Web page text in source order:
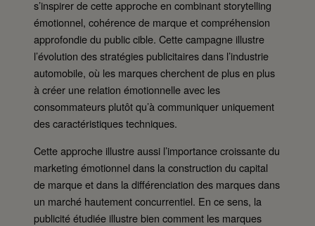
s’inspirer de cette approche en combinant storytelling
émotionnel, cohérence de marque et compréhension
approfondie du public cible. Cette campagne illustre
l’évolution des stratégies publicitaires dans l’industrie
automobile, où les marques cherchent de plus en plus
à créer une relation émotionnelle avec les
consommateurs plutôt qu’à communiquer uniquement
des caractéristiques techniques.
Cette approche illustre aussi l’importance croissante du
marketing émotionnel dans la construction du capital
de marque et dans la différenciation des marques dans
un marché hautement concurrentiel. En ce sens, la
publicité étudiée illustre bien comment les marques